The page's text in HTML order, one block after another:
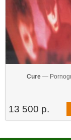
Cure—
13 500 р.